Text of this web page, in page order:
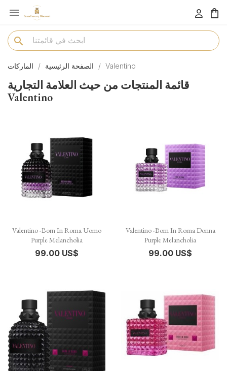
menu 
search
الصفحة الرئيسية الماركات Valentino
قائمة المنتجات من حيث العلامة التجارية
Valentino
Valentino -Born In Roma Uomo
Purple Melancholia
99.00 US$
Valentino -Born In Roma Donna
Purple Melancholia
99.00 US$